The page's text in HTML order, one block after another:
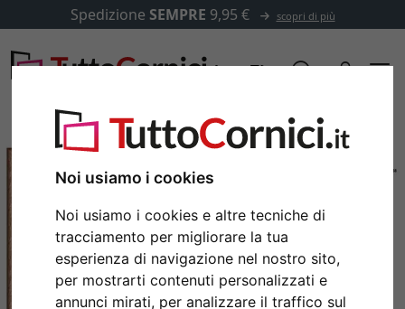
Noi usiamo i cookies
Noi usiamo i cookies e altre tecniche di
tracciamento per migliorare la tua
esperienza di navigazione nel nostro sito,
per mostrarti contenuti personalizzati e
annunci mirati, per analizzare il traffico sul
Spedizione SEMPRE 9,95 € scopri di più